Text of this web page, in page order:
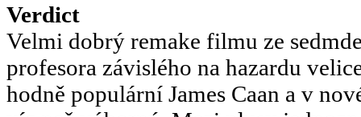
Verdict
Velmi dobrý remake filmu ze
profesora závislého na hazardu
hodně populární James Caan a v